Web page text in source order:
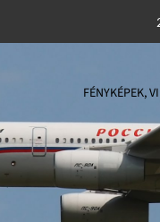
FÉNYKÉPEK,